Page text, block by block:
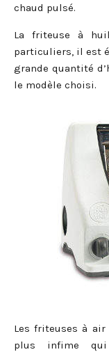
chaud pulsé.
La friteuse à
particuliers, il est
grande quantité
le modèle choisi.
Les friteuses à
plus infime